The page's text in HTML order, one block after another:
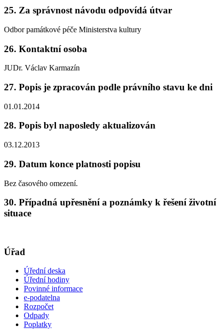
25. Za správnost návodu odpovídá útvar
Odbor památkové péče Ministerstva kultury
26. Kontaktní osoba
JUDr. Václav Karmazín
27. Popis je zpracován podle právního stavu ke dni
01.01.2014
28. Popis byl naposledy aktualizován
03.12.2013
29. Datum konce platnosti popisu
Bez časového omezení.
30. Případná upřesnění a poznámky k řešení životní
situace
Úřad
Úřední deska
Úřední hodiny
Povinné informace
e-podatelna
Rozpočet
Odpady
Poplatky